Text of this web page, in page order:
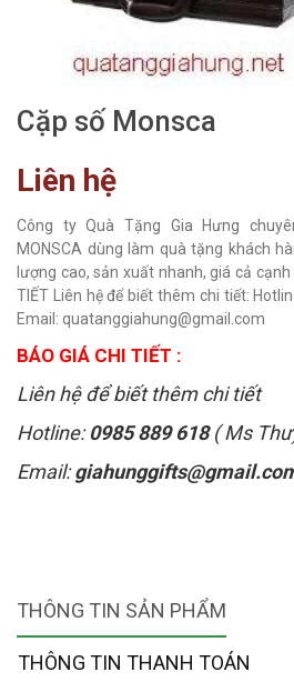
Cặp số Monsca
Liên hệ
Công ty Quà Tặng Gia Hưng
MONSCA dùng làm quà tặng khách
lượng cao, sản xuất nhanh, giá cả cạnh
TIẾT Liên hệ để biết thêm chi tiết:
Email: quatanggiahung@gmail.com
BÁO GIÁ CHI TIẾT :
Liên hệ để biết thêm chi tiết
Hotline:0985 889 618( Ms
Email:
THÔNG TIN SẢN PHẨM
THÔNG TIN THANH TOÁN